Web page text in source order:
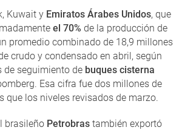
Kuwait y Emiratos Árabes Unidos, que
el 70% de la producción de
promedio combinado de 18,9 millones
crudo y condensado en abril, según
de seguimiento de buques cisterna
Esa cifra fue dos millones de
que los niveles revisados ​​de marzo.
brasileño Petrobras también exportó